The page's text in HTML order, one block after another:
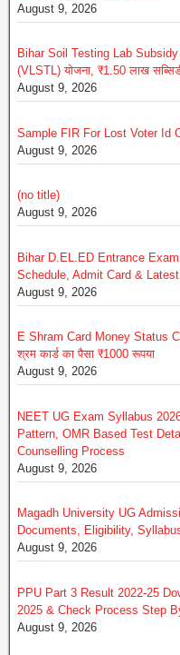
August 9, 2026
Bihar Soil Testing Lab Subsidy
(VLSTL) योजना, ₹1.50 लाख
August 9, 2026
Sample FIR For Lost Voter Id
August 9, 2026
(no title)
August 9, 2026
Bihar D.EL.ED Entrance
Schedule, Admit Card &
August 9, 2026
E Shram Card Money Status
श्रम कार्ड का पैसा ₹1000 रूपया
August 9, 2026
NEET UG Exam Syllabus
Pattern, OMR Based Test
Counselling Process
August 9, 2026
Magadh University UG
Documents, Eligibility,
August 9, 2026
PPU Part 3 Result 2022-25
2025 & Check Process Step
August 9, 2026